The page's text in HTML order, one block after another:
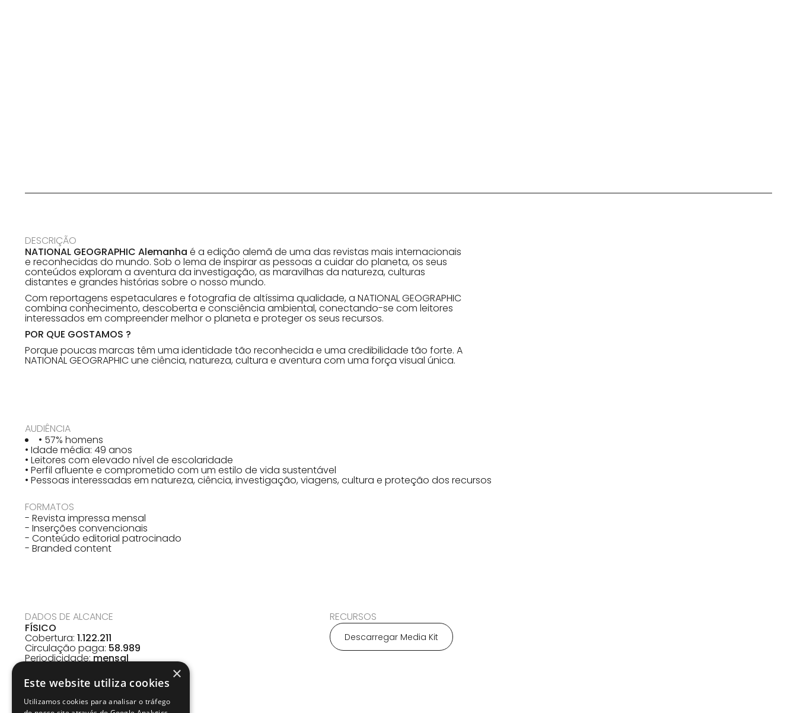
DESCRIÇÃO
NATIONAL GEOGRAPHIC Alemanha é a edição alemã de uma das revistas mais internacionais
e reconhecidas do mundo. Sob o lema de inspirar as pessoas a cuidar do planeta, os seus
conteúdos exploram a aventura da investigação, as maravilhas da natureza, culturas
distantes e grandes histórias sobre o nosso mundo.
Com reportagens espetaculares e fotografia de altíssima qualidade, a NATIONAL GEOGRAPHIC
combina conhecimento, descoberta e consciência ambiental, conectando-se com leitores
interessados em compreender melhor o planeta e proteger os seus recursos.
POR QUE GOSTAMOS ?
Porque poucas marcas têm uma identidade tão reconhecida e uma credibilidade tão forte. A
NATIONAL GEOGRAPHIC une ciência, natureza, cultura e aventura com uma força visual única.
AUDIÊNCIA
• 57% homens
• Idade média: 49 anos
• Leitores com elevado nível de escolaridade
• Perfil afluente e comprometido com um estilo de vida sustentável
• Pessoas interessadas em natureza, ciência, investigação, viagens, cultura e proteção dos recursos
FORMATOS
- Revista impressa mensal
- Inserções convencionais
- Conteúdo editorial patrocinado
- Branded content
DADOS DE ALCANCE
FÍSICO
Cobertura: 1.122.211
Circulação paga: 58.989
Periodicidade:mensal
RECURSOS
Descarregar Media Kit
×
Este website utiliza cookies
Utilizamos cookies para analisar o tráfego